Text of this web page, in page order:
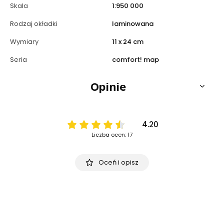
Skala
1:950 000
Rodzaj okładki
laminowana
Wymiary
11 x 24 cm
Seria
comfort! map
Opinie
4.20
Liczba ocen: 17
Oceń i opisz